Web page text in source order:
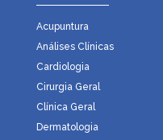
Acupuntura
Análises Clínicas
Cardiologia
Cirurgia Geral
Clínica Geral
Dermatologia